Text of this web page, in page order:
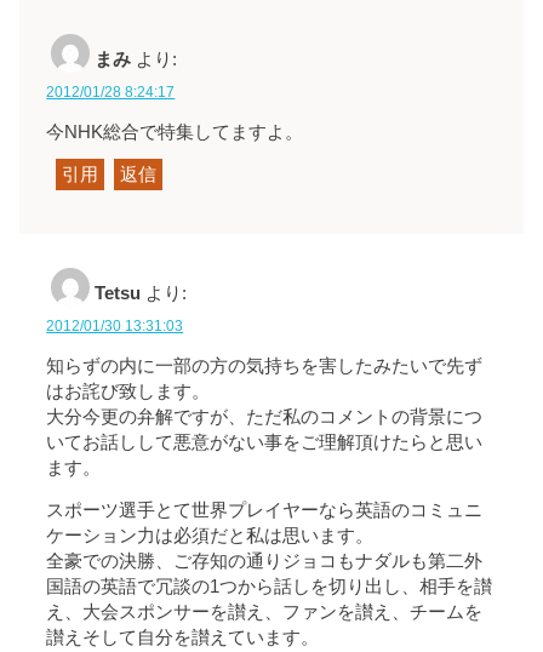
まみ より:
2012/01/28 8:24:17
今NHK総合で特集してますよ。
引用 返信
Tetsu より:
2012/01/30 13:31:03
知らずの内に一部の方の気持ちを害したみたいで先ず
はお詫び致します。
大分今更の弁解ですが、ただ私のコメントの背景につ
いてお話しして悪意がない事をご理解頂けたらと思い
ます。
スポーツ選手とて世界プレイヤーなら英語のコミュニ
ケーション力は必須だと私は思います。
全豪での決勝、ご存知の通りジョコもナダルも第二外
国語の英語で冗談の1つから話しを切り出し、相手を讃
え、大会スポンサーを讃え、ファンを讃え、チームを
讃えそして自分を讃えています。